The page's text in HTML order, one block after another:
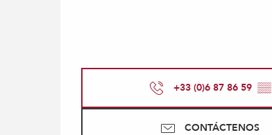
+33 (0)6 87 86 59 ▒▒
CONTÁCTENOS